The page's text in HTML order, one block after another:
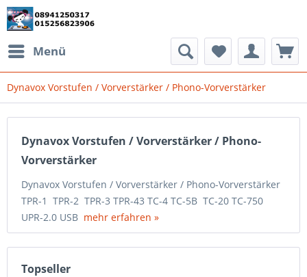
Menü
Dynavox Vorstufen / Vorverstärker / Phono-Vorverstärker
Dynavox Vorstufen / Vorverstärker / Phono-
Vorverstärker
Dynavox Vorstufen / Vorverstärker / Phono-Vorverstärker
TPR-1 TPR-2 TPR-3 TPR-43 TC-4 TC-5B TC-20 TC-750
UPR-2.0 USB mehr erfahren »
Topseller